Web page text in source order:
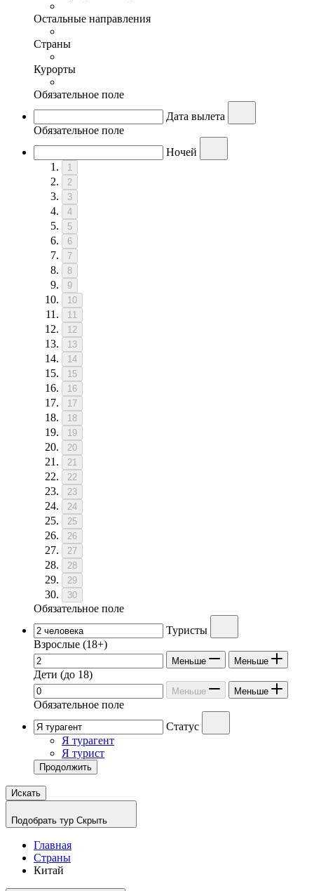
Остальные направления
Страны
Курорты
Обязательное поле
Дата вылета
Обязательное поле
Ночей
1
2
3
4
5
6
7
8
9
10
11
12
13
14
15
16
17
18
19
20
21
22
23
24
25
26
27
28
29
30
Обязательное поле
Туристы
Взрослые (18+)
Меньше Меньше
Дети (до 18)
Меньше Меньше
Обязательное поле
Статус
Я турагент
Я турист
Продолжить
Искать
Подобрать тур Скрыть
Главная
Страны
Китай